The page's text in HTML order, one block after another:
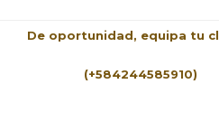
De oportunidad, equipa tu
(+584244585910)